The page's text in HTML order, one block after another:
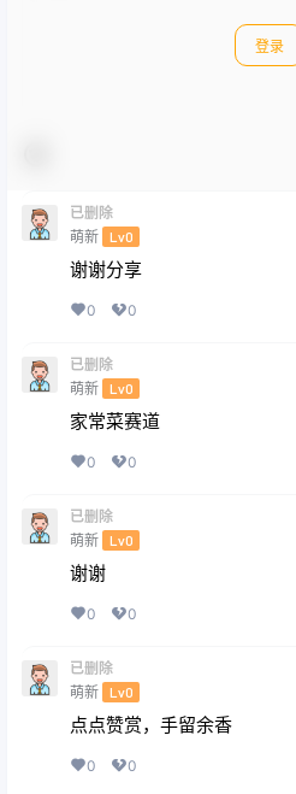
登录
已删除
萌新 Lv0
谢谢分享
0 0
已删除
萌新 Lv0
家常菜赛道
0 0
已删除
萌新 Lv0
谢谢
0 0
已删除
萌新 Lv0
点点赞赏，手留余香
0 0